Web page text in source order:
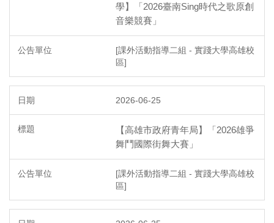
學】「2026臺南Sing時代之歌原創
音樂競賽」
[課外活動指導二組 - 實踐大學高雄校
區]
2026-06-25
【高雄市政府青年局】「2026雄爭
舞鬥國際街舞大賽」
[課外活動指導二組 - 實踐大學高雄校
區]